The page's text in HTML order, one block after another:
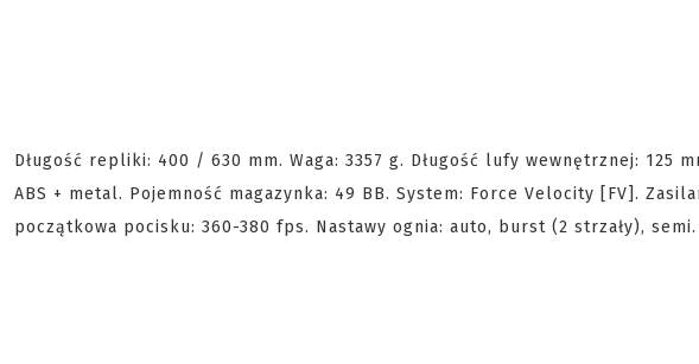
Długość repliki: 400 / 630 mm. Waga: 3357 g. Długość lufy wewnętrznej: 125
ABS + metal. Pojemność magazynka: 49 BB. System: Force Velocity [FV].
początkowa pocisku: 360-380 fps. Nastawy ognia: auto, burst (2 strzały), semi.